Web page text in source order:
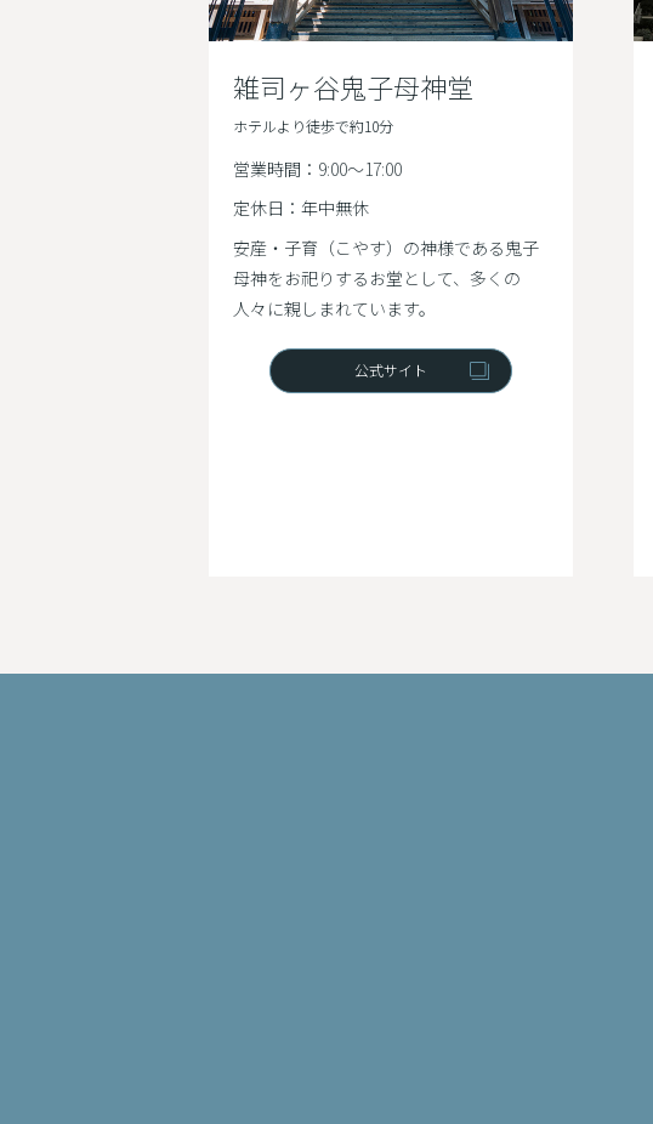
雑司ヶ谷鬼子母神堂
ホテルより徒歩で約10分
営業時間：9:00～17:00
定休日：年中無休
安産・子育（こやす）の神様である鬼子
母神をお祀りするお堂として、多くの
人々に親しまれています。
公式サイト